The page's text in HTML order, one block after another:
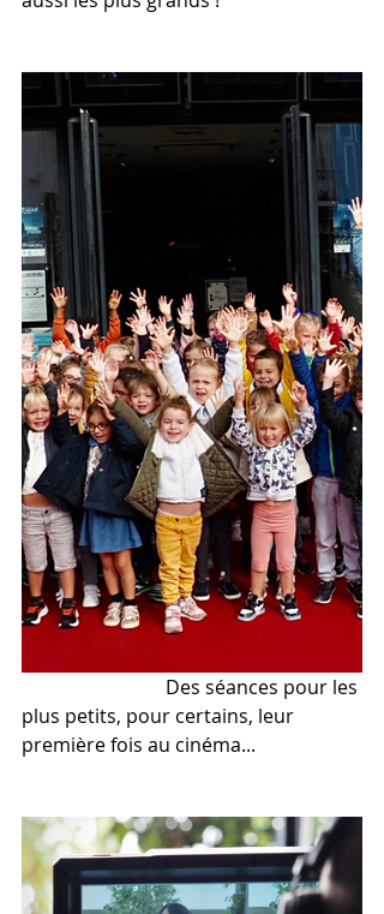
plus petits, pour certains, leur
première fois au cinéma...